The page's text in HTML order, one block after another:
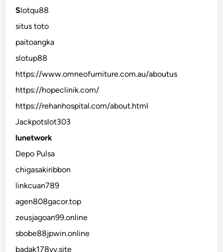
Slotqu88
situs toto
paitoangka
slotup88
https://www.omneofurniture.com.au/aboutus
https://hopeclinik.com/
https://rehanhospital.com/about.html
Jackpotslot303
lunetwork
Depo Pulsa
chigasakiribbon
linkcuan789
agen808gacor.top
zeusjagoan99.online
sbobe88jpwin.online
badak178vv.site